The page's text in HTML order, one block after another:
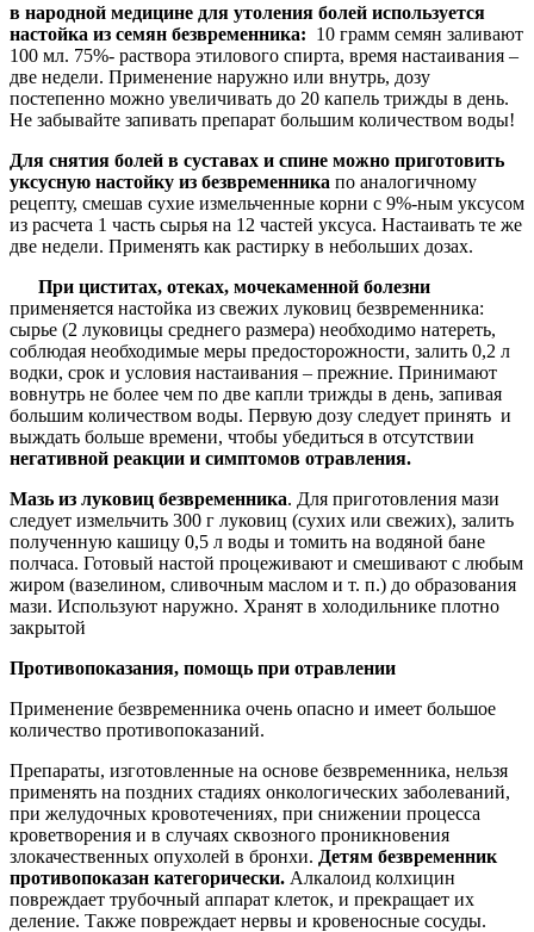
в народной медицине для утоления болей используется
настойка из семян безвременника: 10 грамм семян заливают
100 мл. 75%- раствора этилового спирта, время настаивания –
две недели. Применение наружно или внутрь, дозу
постепенно можно увеличивать до 20 капель трижды в день.
Не забывайте запивать препарат большим количеством воды!
Для снятия болей в суставах и спине можно приготовить
уксусную настойку из безвременника по аналогичному
рецепту, смешав сухие измельченные корни с 9%-ным уксусом
из расчета 1 часть сырья на 12 частей уксуса. Настаивать те же
две недели. Применять как растирку в небольших дозах.
При циститах, отеках, мочекаменной болезни
применяется настойка из свежих луковиц безвременника:
сырье (2 луковицы среднего размера) необходимо натереть,
соблюдая необходимые меры предосторожности, залить 0,2 л
водки, срок и условия настаивания – прежние. Принимают
вовнутрь не более чем по две капли трижды в день, запивая
большим количеством воды. Первую дозу следует принять и
выждать больше времени, чтобы убедиться в отсутствии
негативной реакции и симптомов отравления.
Мазь из луковиц безвременника. Для приготовления мази
следует измельчить 300 г луковиц (сухих или свежих), залить
полученную кашицу 0,5 л воды и томить на водяной бане
полчаса. Готовый настой процеживают и смешивают с любым
жиром (вазелином, сливочным маслом и т. п.) до образования
мази. Используют наружно. Хранят в холодильнике плотно
закрытой
Противопоказания, помощь при отравлении
Применение безвременника очень опасно и имеет большое
количество противопоказаний.
Препараты, изготовленные на основе безвременника, нельзя
применять на поздних стадиях онкологических заболеваний,
при желудочных кровотечениях, при снижении процесса
кроветворения и в случаях сквозного проникновения
злокачественных опухолей в бронхи. Детям безвременник
противопоказан категорически. Алкалоид колхицин
повреждает трубочный аппарат клеток, и прекращает их
деление. Также повреждает нервы и кровеносные сосуды.